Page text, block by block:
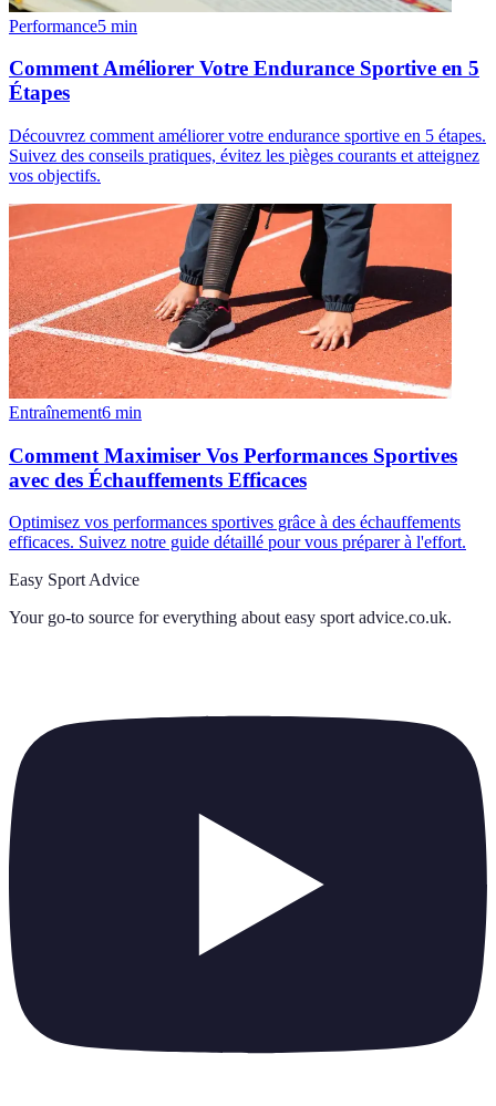
Performance5 min
Comment Améliorer Votre Endurance Sportive en 5
Étapes
Découvrez comment améliorer votre endurance sportive en 5 étapes.
Suivez des conseils pratiques, évitez les pièges courants et atteignez
vos objectifs.
Entraînement6 min
Comment Maximiser Vos Performances Sportives
avec des Échauffements Efficaces
Optimisez vos performances sportives grâce à des échauffements
efficaces. Suivez notre guide détaillé pour vous préparer à l'effort.
Easy Sport Advice
Your go-to source for everything about easy sport advice.co.uk.